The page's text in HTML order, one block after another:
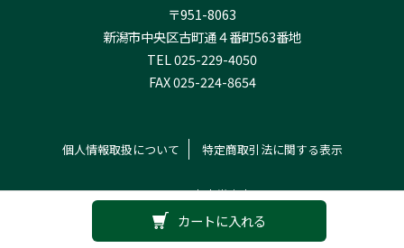
カートに入れる
〒951-8063
新潟市中央区古町通４番町563番地
TEL 025-229-4050
FAX 025-224-8654
個人情報取扱について 特定商取引法に関する表示
© 2026 考古堂書店